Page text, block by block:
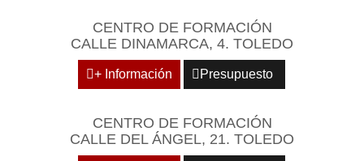
CENTRO DE FORMACIÓN
CALLE DINAMARCA, 4. TOLEDO
+ Información Presupuesto
CENTRO DE FORMACIÓN
CALLE DEL ÁNGEL, 21. TOLEDO